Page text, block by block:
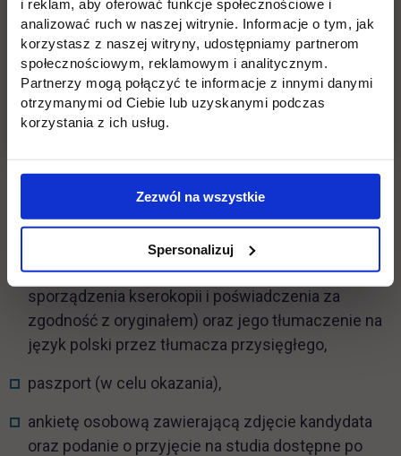
i reklam, aby oferować funkcje społecznościowe i
analizować ruch w naszej witrynie. Informacje o tym, jak
korzystasz z naszej witryny, udostępniamy partnerom
społecznościowym, reklamowym i analitycznym.
Partnerzy mogą połączyć te informacje z innymi danymi
otrzymanymi od Ciebie lub uzyskanymi podczas
korzystania z ich usług.
Zezwól na wszystkie
Spersonalizuj
dowód osobisty (w celu okazania),
potwierdzenie wniesienia opłaty rekrutacyjnej.
Kandydat zobowiązany jest do podpisania wydruku
dokumentów z systemu Rekrutacji on-line.
Kandydaci z dyplomem zagranicznym oraz
składają zalegalizowany dyplom ukończenia
studiów i kartę przebiegu studiów (w celu
sporządzenia kserokopii i poświadczenia za
zgodność z oryginałem) oraz jego tłumaczenie na
język polski przez tłumacza przysięgłego,
paszport (w celu okazania),
ankietę osobową zawierającą zdjęcie kandydata
oraz podanie o przyjęcie na studia dostępne po